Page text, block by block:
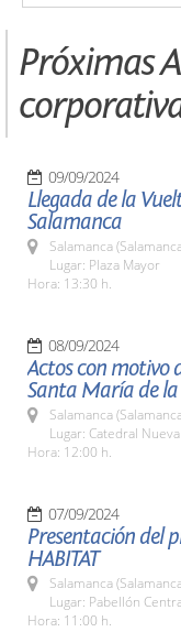
Próximas
09/09/2024
Llegada de la
Salamanca
Salamanca
Lugar: Plaza Mayor
Hora: 13:30 h.
08/09/2024
Actos con motivo
Santa María de la
Salamanca
Lugar: Catedral Nueva
Hora: 12:00 h.
07/09/2024
Presentación del
HABITAT
Salamanca
Lugar: Pabellón
Hora: 11:00 h.